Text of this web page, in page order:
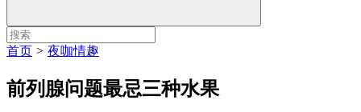
首页 > 夜咖情趣
前列腺问题最忌三种水果